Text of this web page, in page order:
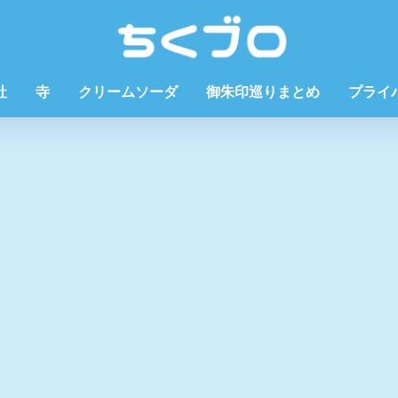
寺 クリームソーダ 御朱印巡りまとめ プライ